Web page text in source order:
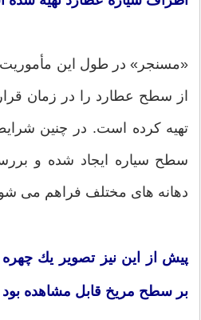
«مسنجر» در طول این مأموریت
از سطح عطارد را در زمان
تهیه كرده است. در چنین
سطح سیاره ایجاد شده و
دهانه های مختلف فراهم می
پیش از این نیز تصویر یك
بر سطح مریخ قابل مشاهده بود